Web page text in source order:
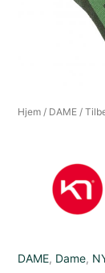
Hjem / DAME /
DAME, Dame,